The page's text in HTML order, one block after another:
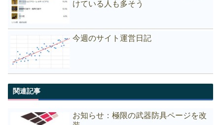
けている人も多そう
今週のサイト運営日記
関連記事
お知らせ：極限の武器防具ページを改